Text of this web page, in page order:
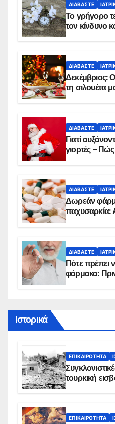
ΔΙΑΒΆΣΤΕ
Το γρήγορο
τον κίνδυνο
ΔΙΑΒΆΣΤΕ
Δεκέμβριος:
τη σιλουέτα
ΔΙΑΒΆΣΤΕ
Γιατί
γιορτές –
ΔΙΑΒΆΣΤΕ
Δωρεάν
παχυσαρκία:
ΔΙΑΒΆΣΤΕ
Πότε πρέπει
φάρμακα:
Ιστορικά
ΕΠΙΚΑΙΡΌΤΗΤΑ
τουρκική
ΕΠΙΚΑΙΡΌΤΗΤΑ